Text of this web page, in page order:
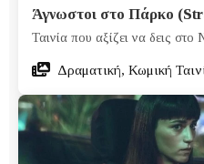
Άγνωστοι στο Πάρκο
Ταινία που αξίζει να δεις στο
Δραματική, Κωμική